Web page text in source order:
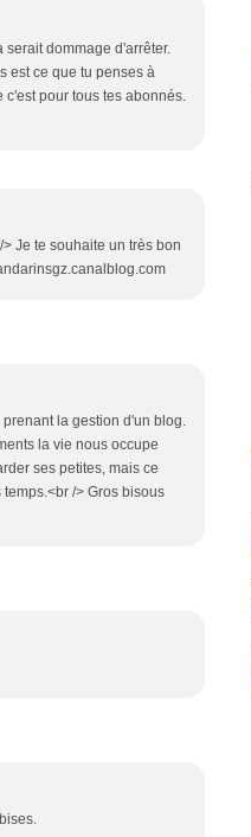
serait dommage d'arrêter.
est ce que tu penses à
pour tous tes abonnés.
Je te souhaite un très bon
la gestion d'un blog.
la vie nous occupe
ses petites, mais ce
/> Gros bisous